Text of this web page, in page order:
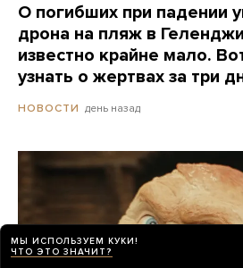
О погибших при падении
дрона на пляж в
известно крайне мало.
узнать о жертвах за три
НОВОСТИ день назад
МЫ ИСПОЛЬЗУЕМ КУКИ!
ЧТО ЭТО ЗНАЧИТ?